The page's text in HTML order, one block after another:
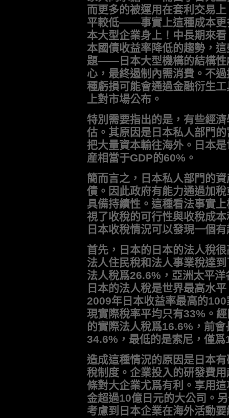
而更多的被運用在套利交易
平較低——事實上這種成本更
本大型企業身上！中長期來
本國債收益率降低的趨勢，
題——日本大型機構的結構性
心，最終遏制內需消費。不
種虧損可能會通過金融衍生
上對市場公布。
特別需要指出的是，有些經
估。其原因是日本私人部門
把大量資本輸往海外。日本
産相當于GDP的60%。
簡而言之，日本私人部門的
債。因此政府有能力通過加
具備持續性。這種看法事實
視了收稅的可行性與收稅成
日本收稅情況可以發現一個
首先，日本的日本的法人稅
法人住民稅和法人事業稅達
法人稅爲26.6%，亞洲太平
日本的法人稅是世界最高水
2009年日本收益率最高的
現實際稅率平均只有33%。
的實際法人稅爲16.6%，前
34.6%，最低的是索尼，僅爲
造成這種情況的原因是日本
稅制度。企業投入的研發費
條對大企業尤爲有利。享用
金超過10億日元的大公司。
考慮到日本企業在海外活動